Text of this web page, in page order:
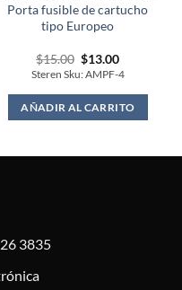
Porta fusible de cartucho
tipo Europeo
$15.00 Original
price
was:
$15.00.
$13.00Current
price
is:
$13.00.
Steren Sku: AMPF-4
AÑADIR AL CARRITO
3835